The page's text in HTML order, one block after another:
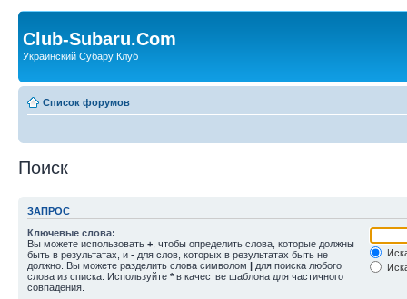
Club-Subaru.Com
Украинский Субару Клуб
Список форумов
Поиск
ЗАПРОС
Ключевые слова:
Вы можете использовать + , чтобы определить слова, которые должны
быть в результатах, и - для слов, которых в результатах быть не
должно. Вы можете разделить слова символом | для поиска любого
слова из списка. Используйте * в качестве шаблона для частичного
совпадения.